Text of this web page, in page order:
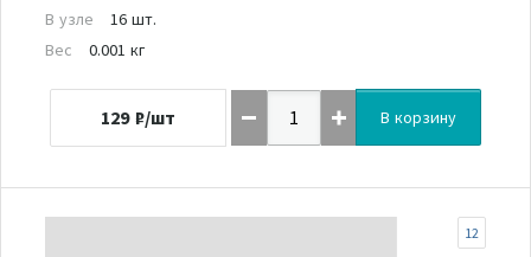
В узле
16 шт.
Вес
0.001 кг
129 ₽/шт В корзину
12